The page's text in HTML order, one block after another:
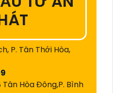
P. Tân Thới Hòa,
Hòa Đông,P. Bình